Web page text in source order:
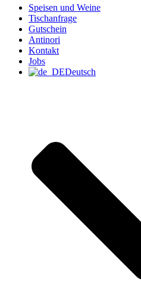
Speisen und Weine
Tischanfrage
Gutschein
Antinori
Kontakt
Jobs
Deutsch